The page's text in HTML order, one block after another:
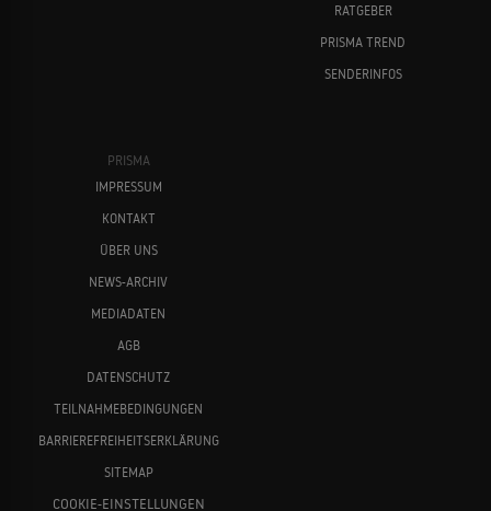
RATGEBER
PRISMA TREND
SENDERINFOS
PRISMA
IMPRESSUM
KONTAKT
ÜBER UNS
NEWS-ARCHIV
MEDIADATEN
AGB
DATENSCHUTZ
TEILNAHMEBEDINGUNGEN
BARRIEREFREIHEITSERKLÄRUNG
SITEMAP
COOKIE-EINSTELLUNGEN